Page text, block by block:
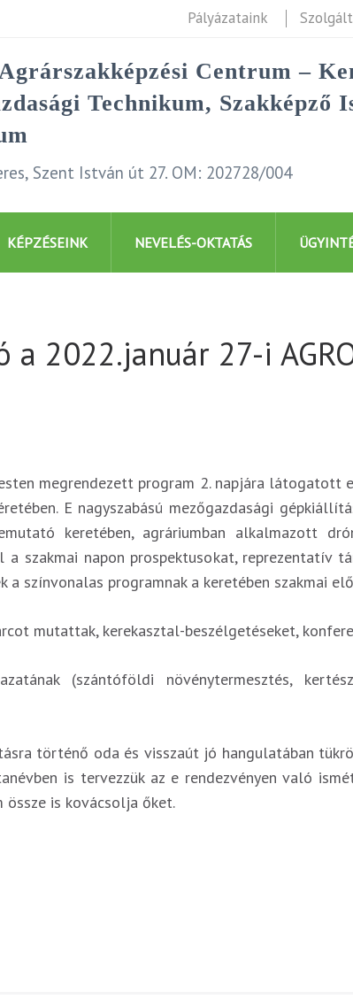
Pályázataink
Centrum –
Technikum, Szakképző
Szent István út 27. OM: 202728/004
KÉPZÉSEINK NEVELÉS-OKTATÁS
2022.január 27-i
megrendezett program 2. napjára látogatott
E nagyszabású mezőgazdasági
keretében, agráriumban alkalmazott
szakmai napon prospektusokat, reprezentatív
színvonalas programnak a keretében szakmai
mutattak, kerekasztal-beszélgetéseket,
(szántóföldi növénytermesztés,
történő oda és visszaút jó hangulatában
is tervezzük az e rendezvényen való
össze is kovácsolja őket.